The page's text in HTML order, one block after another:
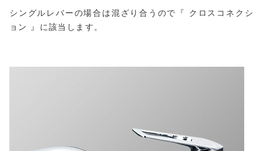
シングルレバーの場合は混ざり合うので『 クロスコネクシ
ョン 』に該当します。